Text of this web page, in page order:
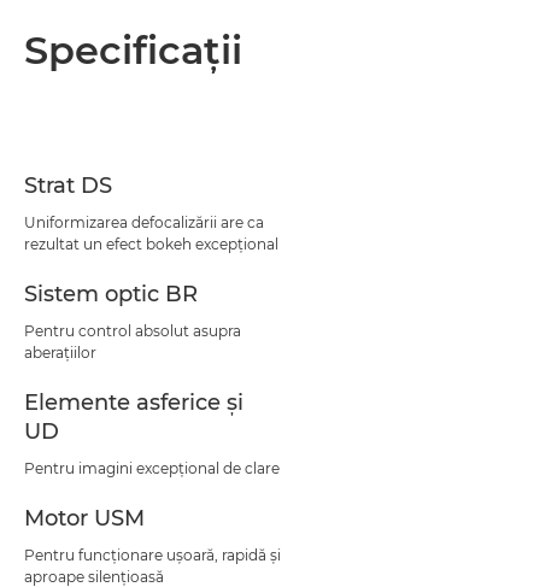
Specificaţii
Strat DS
Uniformizarea defocalizării are ca
rezultat un efect bokeh excepţional
Sistem optic BR
Pentru control absolut asupra
aberaţiilor
Elemente asferice şi
UD
Pentru imagini excepţional de clare
Motor USM
Pentru funcţionare uşoară, rapidă şi
aproape silenţioasă